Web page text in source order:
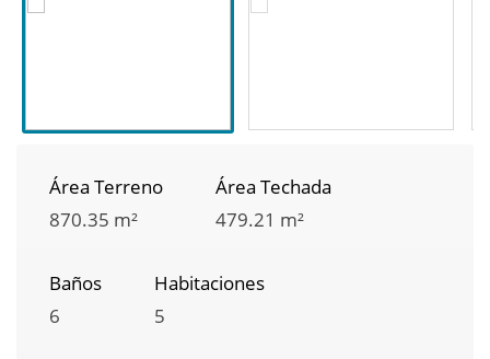
Área Terreno
870.35 m²
Área Techada
479.21 m²
Baños
6
Habitaciones
5